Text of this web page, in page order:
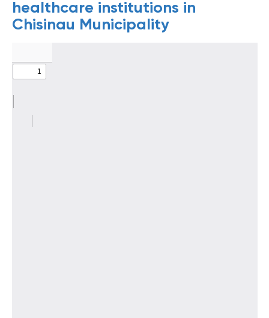
healthcare institutions in
Chisinau Municipality